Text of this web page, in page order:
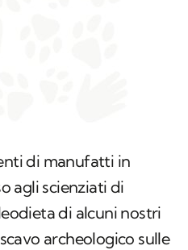
di manufatti in
agli scienziati di
di alcuni nostri
archeologico sulle